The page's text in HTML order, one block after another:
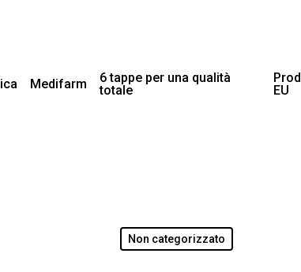
Medifarm
6 tappe per una qualità
totale
EU
Non categorizzato